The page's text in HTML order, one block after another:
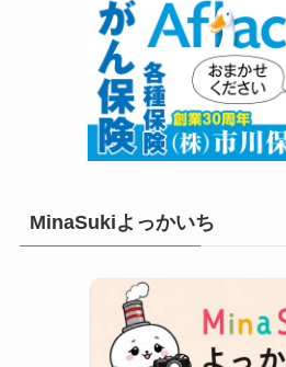
MinaSukiよっかいち